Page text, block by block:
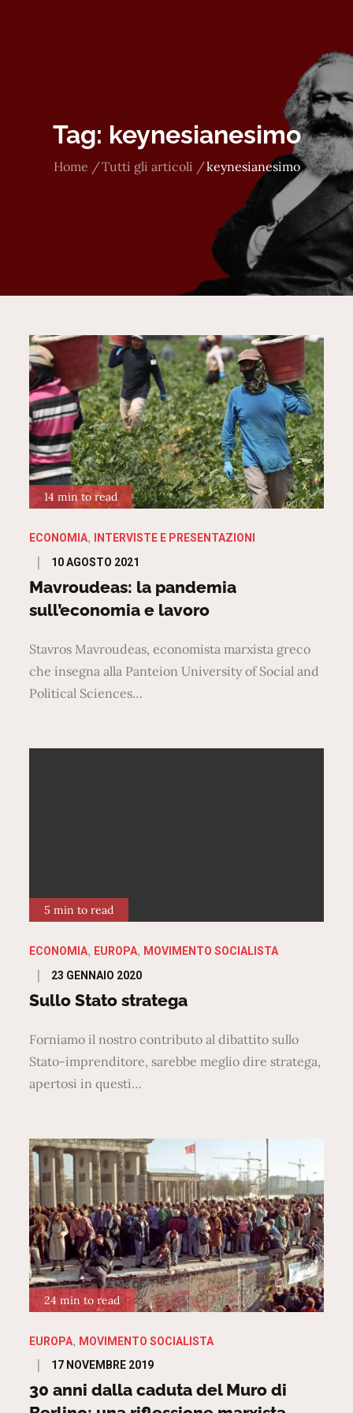
Tag: keynesianesimo
Home Tutti gli articoli keynesianesimo
14 min to read
ECONOMIA INTERVISTE E PRESENTAZIONI
Posted
on
10 AGOSTO 2021
Mavroudeas: la pandemia
sull’economia e lavoro
Stavros Mavroudeas, economista marxista greco
che insegna alla Panteion University of Social and
Political Sciences…
5 min to read
ECONOMIA EUROPA MOVIMENTO SOCIALISTA
Posted
on
23 GENNAIO 2020
Sullo Stato stratega
Forniamo il nostro contributo al dibattito sullo
Stato-imprenditore, sarebbe meglio dire stratega,
apertosi in questi…
24 min to read
EUROPA MOVIMENTO SOCIALISTA
Posted
on
17 NOVEMBRE 2019
30 anni dalla caduta del Muro di